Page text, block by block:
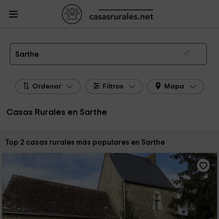
Casas Rurales Francia
Casas Rurales Sarthe
Las 2 mejores casas rurales en Sarthe de 2026
Sarthe
Ordenar Filtros Mapa
Casas Rurales en Sarthe
Ordenar por:
Top 2 casas rurales más populares en Sarthe